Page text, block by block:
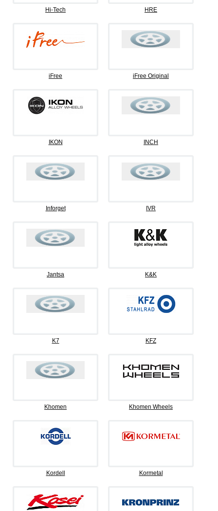
Hi-Tech HRE
iFree iFree Original
IKON INCH
Inforget IVR
Jantsa K&K
K7 KFZ
Khomen Khomen Wheels
Kordell Kormetal